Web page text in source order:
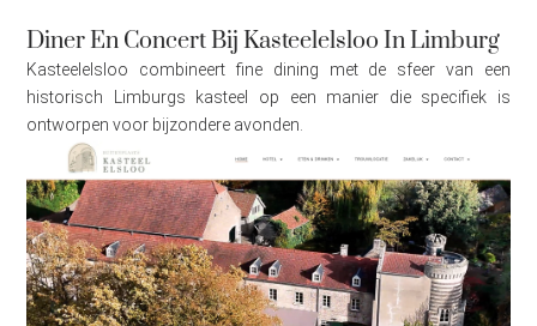
Diner En Concert Bij Kasteelelsloo In Limburg
Kasteelelsloo combineert fine dining met de sfeer van een
historisch Limburgs kasteel op een manier die specifiek is
ontworpen voor bijzondere avonden.